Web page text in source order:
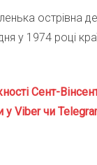
острівна
у 1974 році
Сент-
у Viber чи Telegra